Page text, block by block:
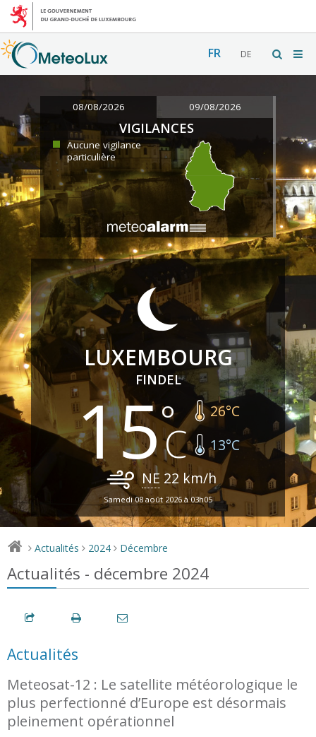
FR DE
08/08/2026 09/08/2026
VIGILANCES
Aucune vigilance
particulière
LUXEMBOURG
FINDEL
15 26°C
13°C
NE 22 km/h
Samedi 08 août 2026 à 03h05
> Actualités > 2024 > Décembre
Actualités - décembre 2024
Actualités
Meteosat-12 : Le satellite météorologique le
plus perfectionné d’Europe est désormais
pleinement opérationnel